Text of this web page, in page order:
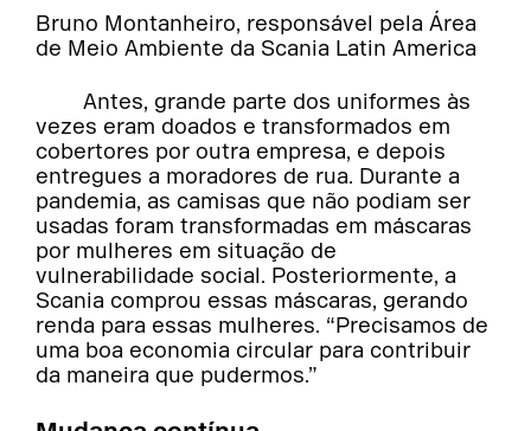
Bruno Montanheiro, responsável pela Área
de Meio Ambiente da Scania Latin America
Antes, grande parte dos uniformes às
vezes eram doados e transformados em
cobertores por outra empresa, e depois
entregues a moradores de rua. Durante a
pandemia, as camisas que não podiam ser
usadas foram transformadas em máscaras
por mulheres em situação de
vulnerabilidade social. Posteriormente, a
Scania comprou essas máscaras, gerando
renda para essas mulheres. “Precisamos de
uma boa economia circular para contribuir
da maneira que pudermos.”